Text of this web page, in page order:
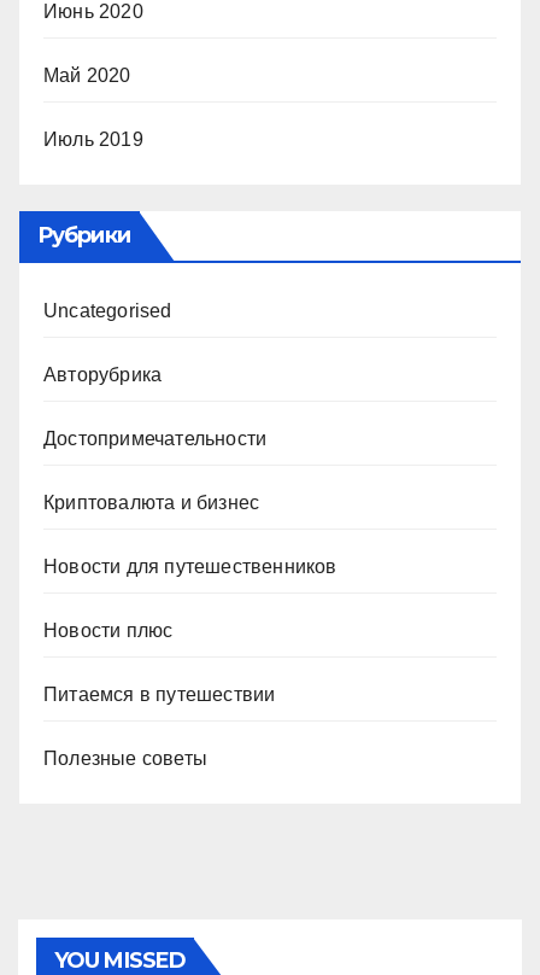
Июнь 2020
Май 2020
Июль 2019
Рубрики
Uncategorised
Авторубрика
Достопримечательности
Криптовалюта и бизнес
Новости для путешественников
Новости плюс
Питаемся в путешествии
Полезные советы
YOU MISSED